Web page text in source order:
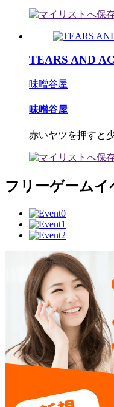
TEARS AND
味噌谷屋
味噌谷屋
赤いヤツを押すと
フリーゲームイ